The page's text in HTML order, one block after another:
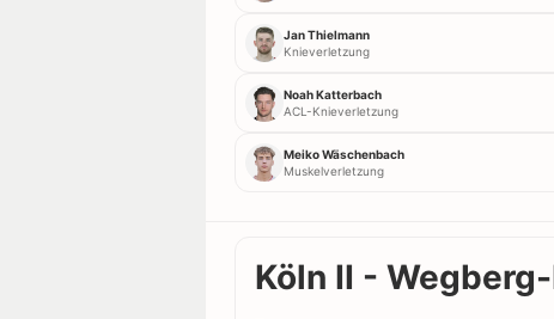
Jan Thielmann
Knieverletzung
Noah Katterbach
ACL-Knieverletzung
Meiko Wäschenbach
Muskelverletzung
Köln II -